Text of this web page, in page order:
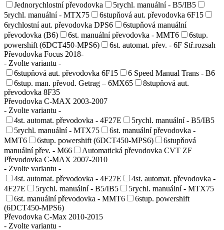
Jednorychlostní převodovka
5rychl. manuální - B5/IB5
5rychl. manuální - MTX75
6stupňová aut. převodovka 6F15
6rychlostní aut. převodovka DPS6
6stupňová manuální
převodovka (B6)
6st. manuální převodovka - MMT6
6stup.
powershift (6DCT450-MPS6)
6st. automat. přev. - 6F Stř.rozsah
Převodovka Focus 2018-
- Zvolte variantu -
6stupňová aut. převodovka 6F15
6 Speed Manual Trans - B6
6stup. man. převod. Getrag – 6MX65
8stupňová aut.
převodovka 8F35
Převodovka C-MAX 2003-2007
- Zvolte variantu -
4st. automat. převodovka - 4F27E
5rychl. manuální - B5/IB5
5rychl. manuální - MTX75
6st. manuální převodovka -
MMT6
6stup. powershift (6DCT450-MPS6)
6stupňová
manuální přev. - M66
Automatická převodovka CVT ZF
Převodovka C-MAX 2007-2010
- Zvolte variantu -
4st. automat. převodovka - 4F27E
4st. automat. převodovka -
4F27E
5rychl. manuální - B5/IB5
5rychl. manuální - MTX75
6st. manuální převodovka - MMT6
6stup. powershift
(6DCT450-MPS6)
Převodovka C-Max 2010-2015
- Zvolte variantu -